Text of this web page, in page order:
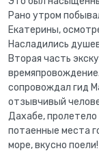
Рано утром
Екатерины,
Насладились
Вторая часть
сопровождал гид
отзывчивый
Дахабе,
потаенные места
море, вкусно